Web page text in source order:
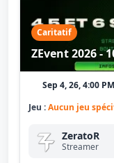
Caritatif
ZEvent 2026 -
Sep 4, 26, 4:00 PM
Jeu :Aucun jeu
ZeratoR
Streamer